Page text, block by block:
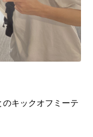
キックオフミーテ